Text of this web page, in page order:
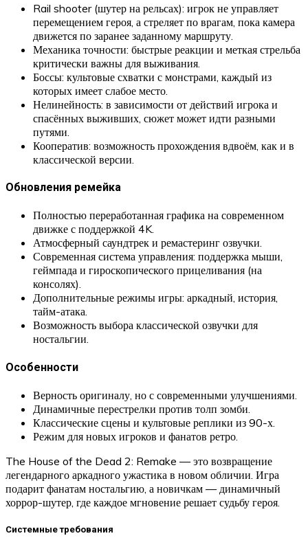
Rail shooter (шутер на рельсах): игрок не управляет
перемещением героя, а стреляет по врагам, пока камера
движется по заранее заданному маршруту.
Механика точности: быстрые реакции и меткая стрельба
критически важны для выживания.
Боссы: культовые схватки с монстрами, каждый из
которых имеет слабое место.
Нелинейность: в зависимости от действий игрока и
спасённых выживших, сюжет может идти разными
путями.
Кооператив: возможность прохождения вдвоём, как и в
классической версии.
Обновления ремейка
Полностью переработанная графика на современном
движке с поддержкой 4K.
Атмосферный саундтрек и ремастеринг озвучки.
Современная система управления: поддержка мыши,
геймпада и гироскопического прицеливания (на
консолях).
Дополнительные режимы игры: аркадный, история,
тайм-атака.
Возможность выбора классической озвучки для
ностальгии.
Особенности
Верность оригиналу, но с современными улучшениями.
Динамичные перестрелки против толп зомби.
Классические сцены и культовые реплики из 90-х.
Режим для новых игроков и фанатов ретро.
The House of the Dead 2: Remake — это возвращение
легендарного аркадного ужастика в новом обличии. Игра
подарит фанатам ностальгию, а новичкам — динамичный
хоррор-шутер, где каждое мгновение решает судьбу героя.
Системные требования